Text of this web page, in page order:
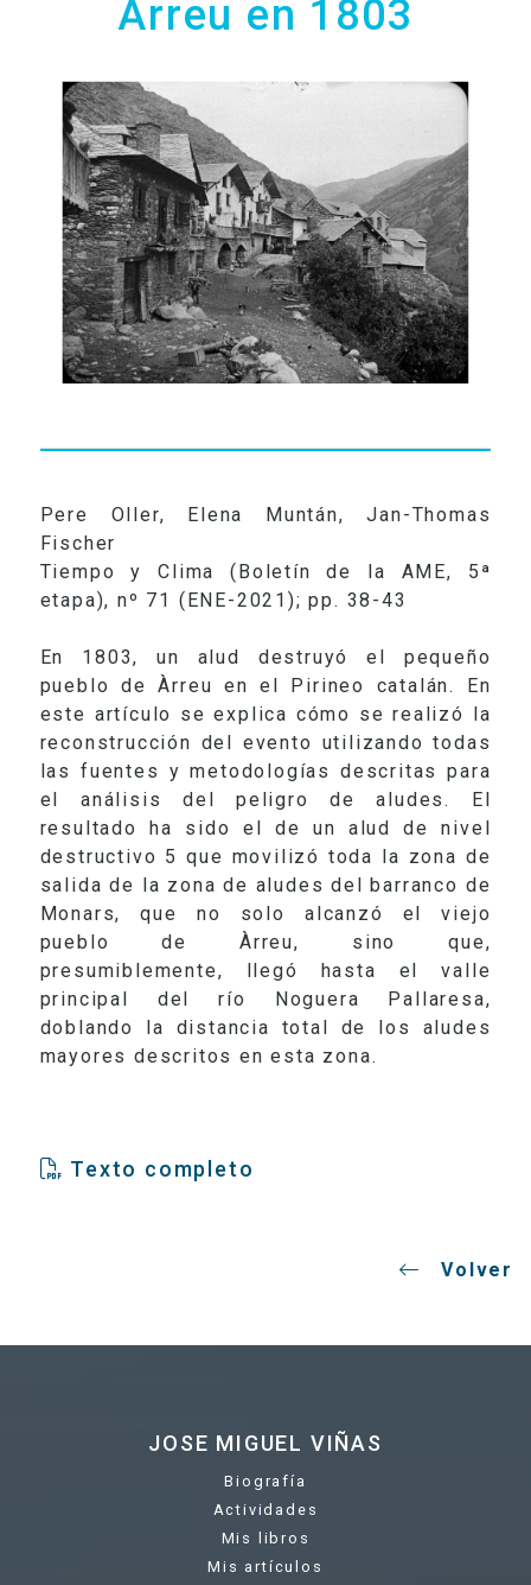
CONTACTO
Àrreu en 1803
Pere Oller, Elena Muntán, Jan-Thomas
Fischer
Tiempo y Clima (Boletín de la AME, 5ª
etapa), nº 71 (ENE-2021); pp. 38-43
En 1803, un alud destruyó el pequeño
pueblo de Àrreu en el Pirineo catalán. En
este artículo se explica cómo se realizó la
reconstrucción del evento utilizando todas
las fuentes y metodologías descritas para
el análisis del peligro de aludes. El
resultado ha sido el de un alud de nivel
destructivo 5 que movilizó toda la zona de
salida de la zona de aludes del barranco de
Monars, que no solo alcanzó el viejo
pueblo de Àrreu, sino que,
presumiblemente, llegó hasta el valle
principal del río Noguera Pallaresa,
doblando la distancia total de los aludes
mayores descritos en esta zona.
Texto completo
Volver
JOSE MIGUEL VIÑAS
Biografía
Actividades
Mis libros
Mis artículos